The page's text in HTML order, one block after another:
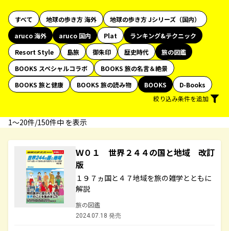
すべて 地球の歩き方 海外
地球の歩き方 Jシリーズ（国内）
aruco 海外
aruco 国内 Plat
ランキング&テクニック
Resort Style
島旅 御朱印 歴史時代
旅の図鑑
BOOKS スペシャルコラボ
BOOKS 旅の名言＆絶景
BOOKS 旅と健康
BOOKS 旅の読み物 BOOKS
D-Books
絞り込み条件を追加
1〜20件/150件中 を表示
Ｗ０１ 世界２４４の国と地域 改訂
版
１９７ヵ国と４７地域を旅の雑学とともに
解説
旅の図鑑
2024.07.18 発売